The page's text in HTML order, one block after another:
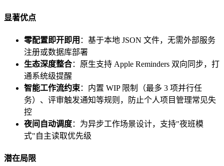
显著优点
零配置即开即用 ：基于本地 JSON 文件，无需外部服务
注册或数据库部署
生态深度整合：原生支持 Apple Reminders 双向同步，打
通系统级提醒
智能工作流约束：内置 WIP 限制（最多 3 项并行任
务）、评审触发通知等规则，防止个人项目管理常见失
控
夜间自动调度：为异步工作场景设计，支持"夜班模
式"自主读取优先级
潜在局限